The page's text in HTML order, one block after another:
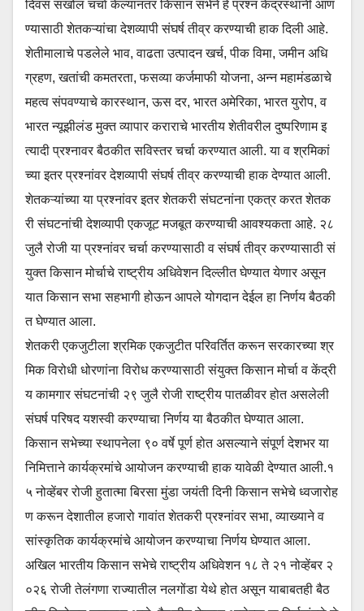
दिवस सखोल चर्चा केल्यानंतर किसान सभेने हे प्रश्न केंद्रस्थानी आण
ण्यासाठी शेतकऱ्यांचा देशव्यापी संघर्ष तीव्र करण्याची हाक दिली आहे.
शेतीमालाचे पडलेले भाव, वाढता उत्पादन खर्च, पीक विमा, जमीन अधि
ग्रहण, खतांची कमतरता, फसव्या कर्जमाफी योजना, अन्न महामंडळाचे
महत्व संपवण्याचे कारस्थान, ऊस दर, भारत अमेरिका, भारत युरोप, व
भारत न्यूझीलंड मुक्त व्यापार कराराचे भारतीय शेतीवरील दुष्परिणाम इ
त्यादी प्रश्नावर बैठकीत सविस्तर चर्चा करण्यात आली. या व श्रमिकां
च्या इतर प्रश्नांवर देशव्यापी संघर्ष तीव्र करण्याची हाक देण्यात आली.
शेतकऱ्यांच्या या प्रश्नांवर इतर शेतकरी संघटनांना एकत्र करत शेतक
री संघटनांची देशव्यापी एकजूट मजबूत करण्याची आवश्यकता आहे. २८
जुलै रोजी या प्रश्नांवर चर्चा करण्यासाठी व संघर्ष तीव्र करण्यासाठी सं
युक्त किसान मोर्चाचे राष्ट्रीय अधिवेशन दिल्लीत घेण्यात येणार असून
यात किसान सभा सहभागी होऊन आपले योगदान देईल हा निर्णय बैठकी
त घेण्यात आला.
शेतकरी एकजुटीला श्रमिक एकजुटीत परिवर्तित करून सरकारच्या श्र
मिक विरोधी धोरणांना विरोध करण्यासाठी संयुक्त किसान मोर्चा व केंद्री
य कामगार संघटनांची २९ जुलै रोजी राष्ट्रीय पातळीवर होत असलेली
संघर्ष परिषद यशस्वी करण्याचा निर्णय या बैठकीत घेण्यात आला.
किसान सभेच्या स्थापनेला ९० वर्षे पूर्ण होत असल्याने संपूर्ण देशभर या
निमित्ताने कार्यक्रमांचे आयोजन करण्याची हाक यावेळी देण्यात आली.१
५ नोव्हेंबर रोजी हुतात्मा बिरसा मुंडा जयंती दिनी किसान सभेचे ध्वजारोह
ण करून देशातील हजारो गावांत शेतकरी प्रश्नांवर सभा, व्याख्याने व
सांस्कृतिक कार्यक्रमांचे आयोजन करण्याचा निर्णय घेण्यात आला.
अखिल भारतीय किसान सभेचे राष्ट्रीय अधिवेशन १८ ते २१ नोव्हेंबर २
०२६ रोजी तेलंगणा राज्यातील नलगोंडा येथे होत असून याबाबतही बैठ